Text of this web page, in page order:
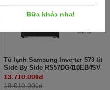
Tủ lạnh Samsung Inverter 578 lít
Side By Side RS57DG410EB4SV
13.710.000đ
18.010.000đ
Bữa khác nha!